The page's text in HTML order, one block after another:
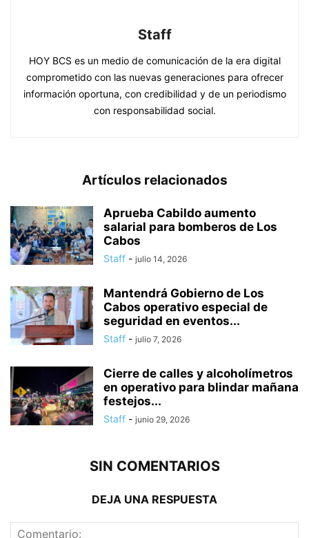
Staff
HOY BCS es un medio de comunicación de la era digital
comprometido con las nuevas generaciones para ofrecer
información oportuna, con credibilidad y de un periodismo
con responsabilidad social.
Artículos relacionados
Aprueba Cabildo aumento
salarial para bomberos de Los
Cabos
Staff - julio 14, 2026
Mantendrá Gobierno de Los
Cabos operativo especial de
seguridad en eventos...
Staff - julio 7, 2026
Cierre de calles y alcoholímetros
en operativo para blindar mañana
festejos...
Staff - junio 29, 2026
SIN COMENTARIOS
DEJA UNA RESPUESTA